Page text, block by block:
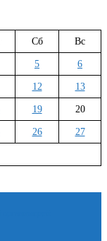
Сб Вс
5 6
12 13
19 20
26 27